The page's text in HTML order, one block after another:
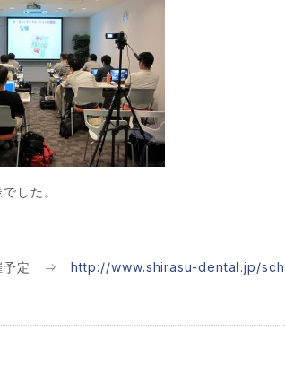
した。
催予定 ⇒ http://www.shirasu-dental.jp/